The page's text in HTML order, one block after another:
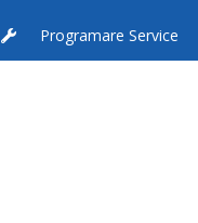
,suzukiProgramare Service